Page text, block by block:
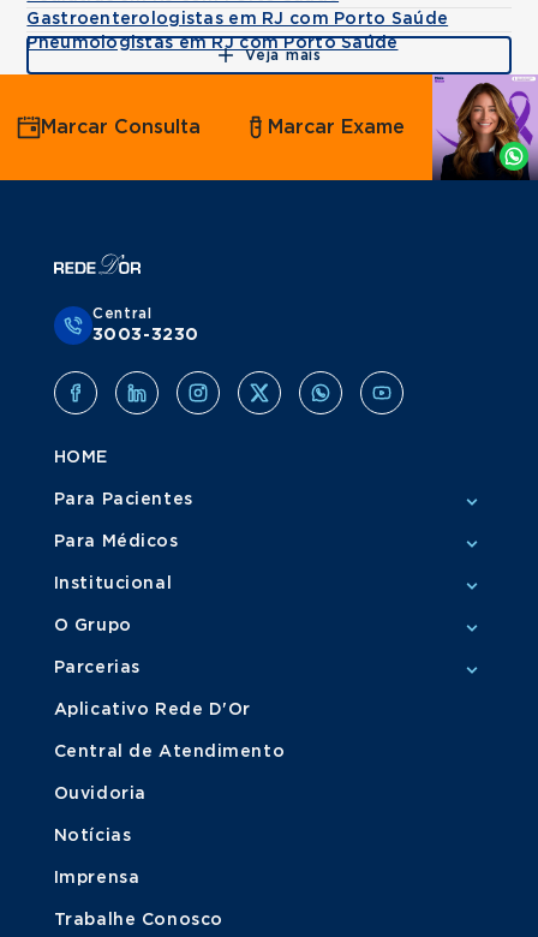
Gastroenterologistas em RJ com Porto Saúde
Pneumologistas em RJ com Porto Saúde
Veja mais
Agende
por
Whatsapp
Marcar Consulta Marcar Exame
Central
3003-3230
HOME
Para Pacientes
Para Médicos
Institucional
O Grupo
Parcerias
Aplicativo Rede D'Or
Central de Atendimento
Ouvidoria
Notícias
Imprensa
Trabalhe Conosco